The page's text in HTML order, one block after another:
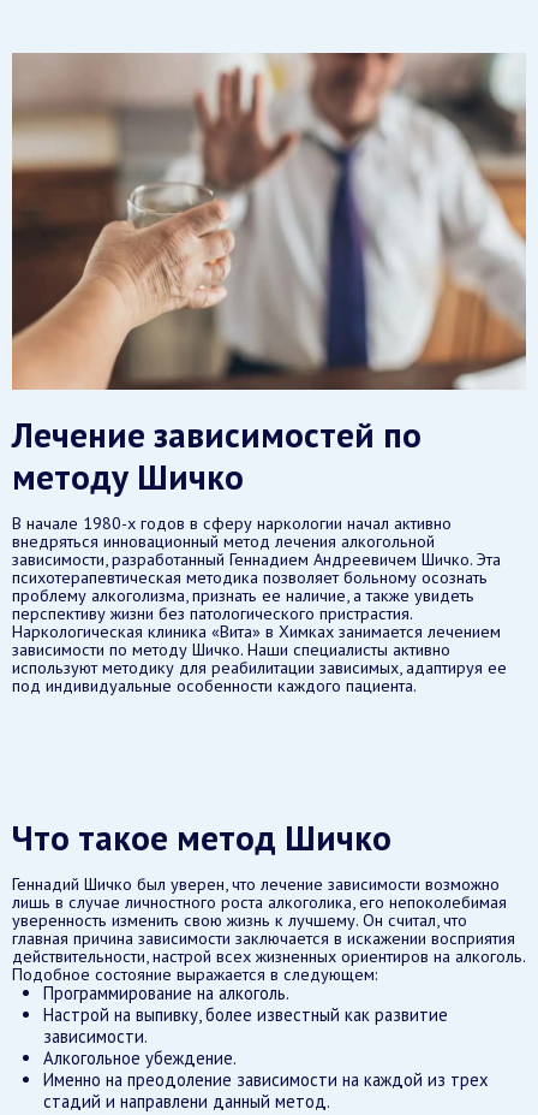
Лечение зависимостей по
методу Шичко
В начале 1980-х годов в сферу наркологии начал активно
внедряться инновационный метод лечения алкогольной
зависимости, разработанный Геннадием Андреевичем Шичко. Эта
психотерапевтическая методика позволяет больному осознать
проблему алкоголизма, признать ее наличие, а также увидеть
перспективу жизни без патологического пристрастия.
Наркологическая клиника «Вита» в Химках занимается лечением
зависимости по методу Шичко. Наши специалисты активно
используют методику для реабилитации зависимых, адаптируя ее
под индивидуальные особенности каждого пациента.
Что такое метод Шичко
Геннадий Шичко был уверен, что лечение зависимости возможно
лишь в случае личностного роста алкоголика, его непоколебимая
уверенность изменить свою жизнь к лучшему. Он считал, что
главная причина зависимости заключается в искажении восприятия
действительности, настрой всех жизненных ориентиров на алкоголь.
Подобное состояние выражается в следующем:
Программирование на алкоголь.
Настрой на выпивку, более известный как развитие
зависимости.
Алкогольное убеждение.
Именно на преодоление зависимости на каждой из трех
стадий и направлени данный метод.